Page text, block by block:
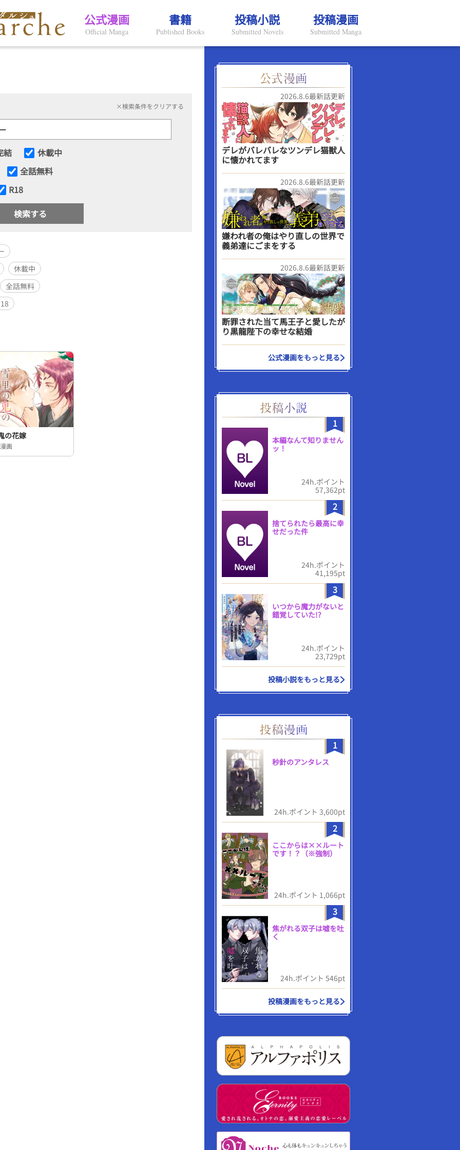
公式漫画
Official Manga
書籍
Published Books
投稿小説
Submitted Novels
投稿漫画
Submitted Manga
×検索条件をクリアする
結
休載中
全話無料
R18
休載中
全話無料
の花嫁
画
2026.8.6最新話更新
デレがバレバレなツンデレ猫獣人
に懐かれてます
2026.8.6最新話更新
嫌われ者の俺はやり直しの世界で
義弟達にごまをする
2026.8.6最新話更新
断罪された当て馬王子と愛したが
り黒龍陛下の幸せな結婚
公式漫画をもっと見る
1
本編なんて知りません
ッ！
24h.ポイント
57,362pt
2
捨てられたら最高に幸
せだった件
24h.ポイント
41,195pt
3
いつから魔力がないと
錯覚していた!?
24h.ポイント
23,729pt
投稿小説をもっと見る
1
秒針のアンタレス
24h.ポイント 3,600pt
2
ここからは××ルート
です！？（※強制）
24h.ポイント 1,066pt
3
焦がれる双子は嘘を吐
く
24h.ポイント 546pt
投稿漫画をもっと見る